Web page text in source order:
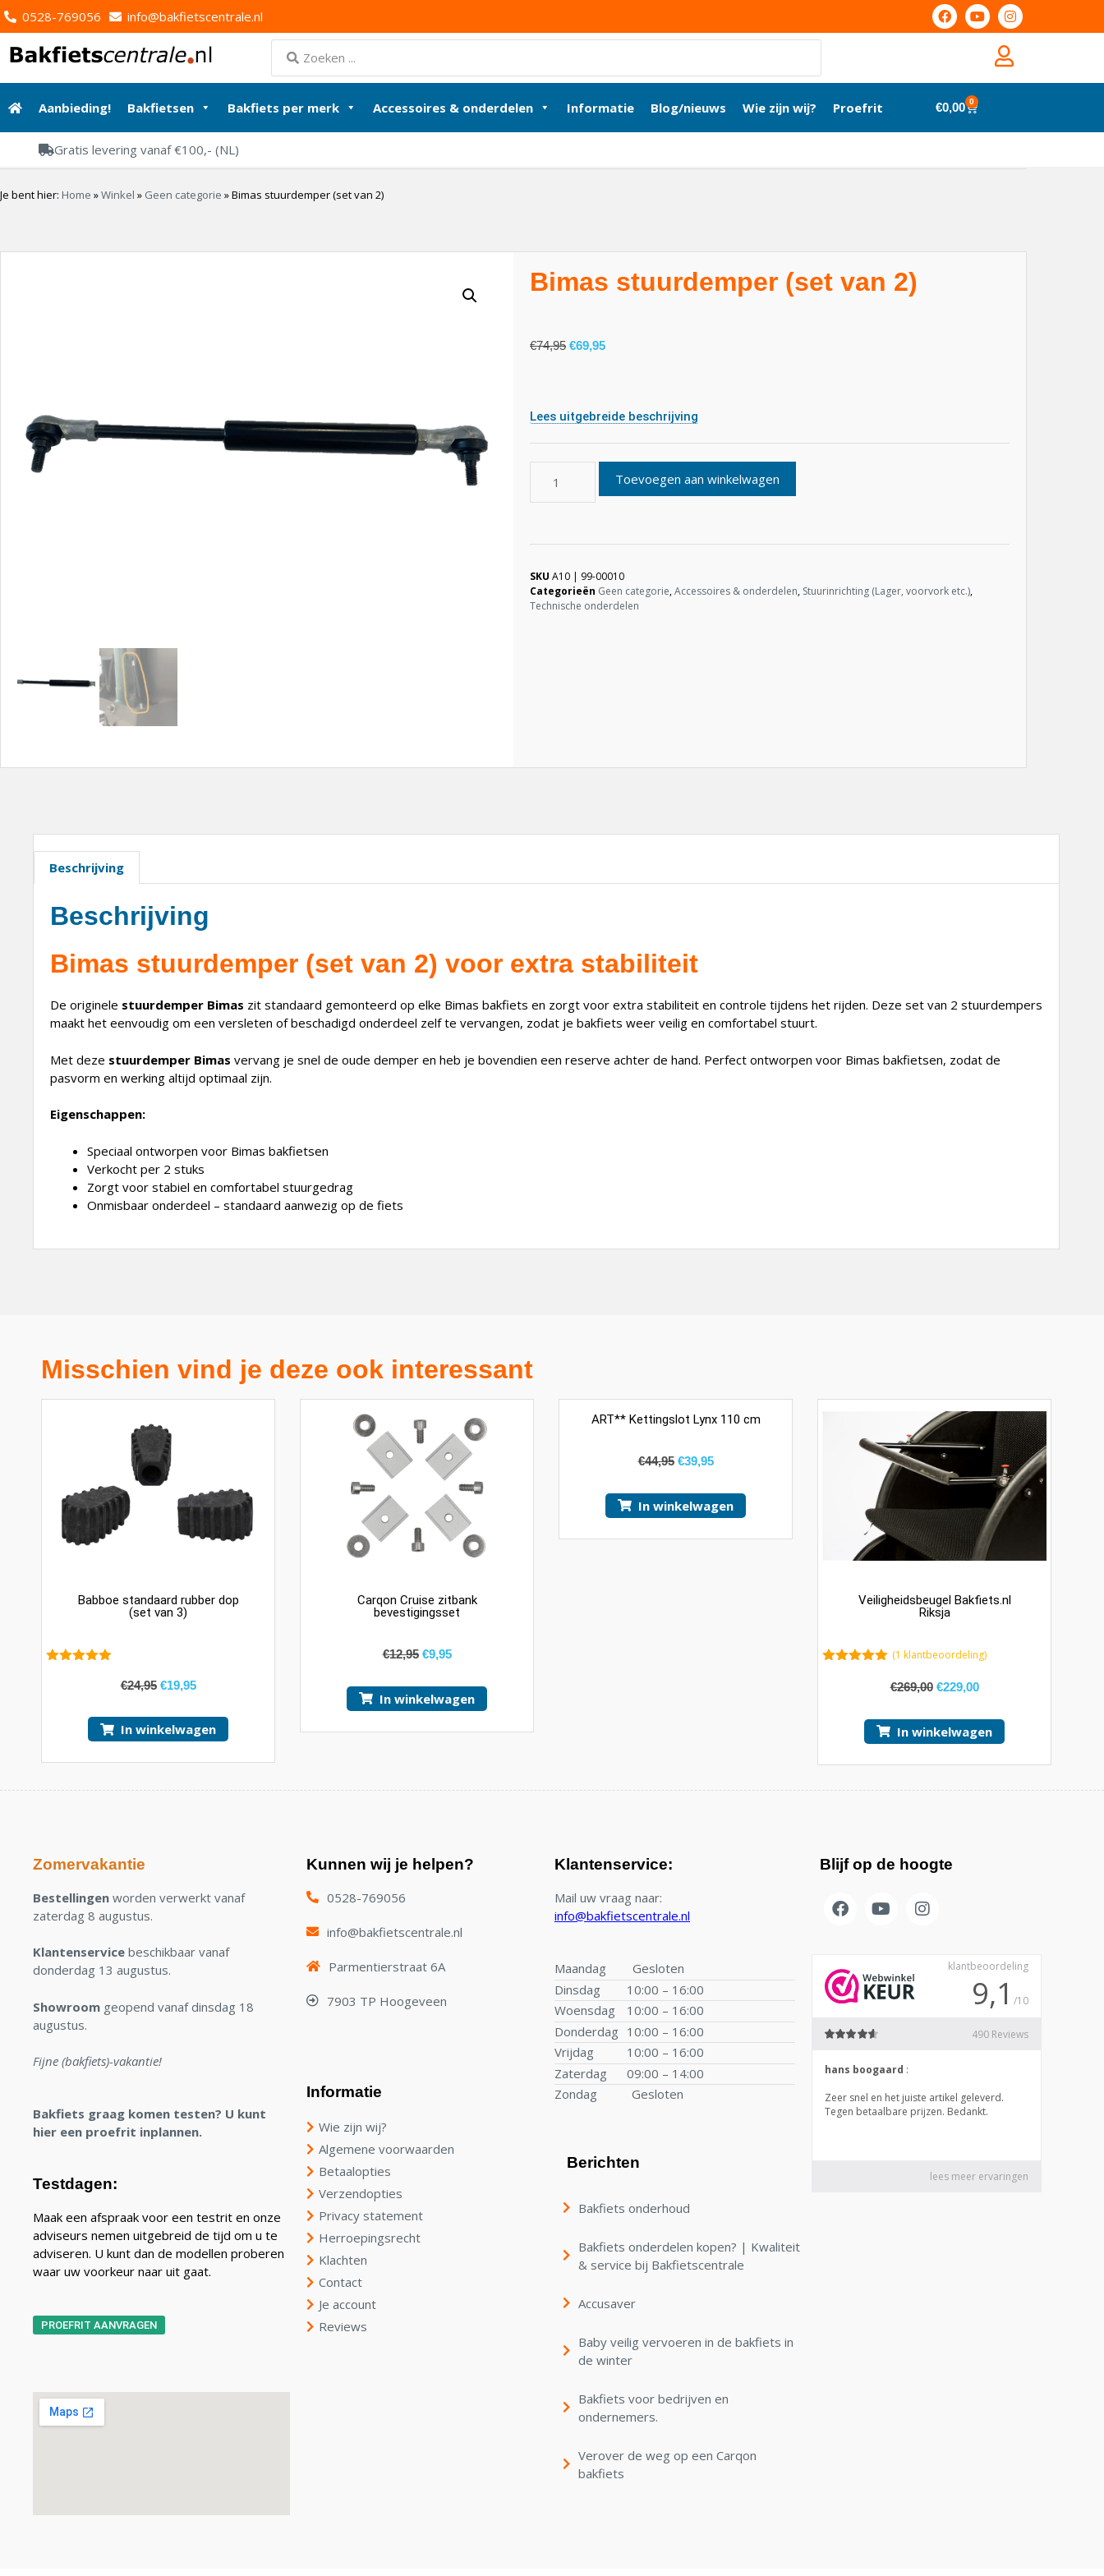
0528-769056 info@bakfietscentrale.nl
Aanbieding! Bakfietsen Bakfiets per merk Accessoires & onderdelen Informatie Blog/nieuws Wie zijn wij? Proefrit €0,00 0
Gratis levering vanaf €100,- (NL)
Je bent hier: Home »Winkel » Geen categorie »Bimas stuurdemper (set van 2)
Bimas stuurdemper (set van 2)
€74,95 €69,95
Lees uitgebreide beschrijving
Toevoegen aan winkelwagen
SKU A10 | 99-00010
Categorieën Geen categorie,Accessoires & onderdelen, Stuurinrichting (Lager, voorvork etc.),
Technische onderdelen
Beschrijving
Beschrijving
Bimas stuurdemper (set van 2) voor extra stabiliteit
De originele stuurdemper Bimas zit standaard gemonteerd op elke Bimas bakfiets en zorgt voor extra stabiliteit en controle tijdens het rijden. Deze set van 2 stuurdempers
maakt het eenvoudig om een versleten of beschadigd onderdeel zelf te vervangen, zodat je bakfiets weer veilig en comfortabel stuurt.
Met deze stuurdemper Bimas vervang je snel de oude demper en heb je bovendien een reserve achter de hand. Perfect ontworpen voor Bimas bakfietsen, zodat de
pasvorm en werking altijd optimaal zijn.
Eigenschappen:
Speciaal ontworpen voor Bimas bakfietsen
Verkocht per 2 stuks
Zorgt voor stabiel en comfortabel stuurgedrag
Onmisbaar onderdeel – standaard aanwezig op de fiets
Misschien vind je deze ook interessant
Babboe standaard rubber dop
(set van 3)
€24,95 €19,95
In winkelwagen
Carqon Cruise zitbank
bevestigingsset
€12,95 €9,95
In winkelwagen
ART** Kettingslot Lynx 110 cm
€44,95 €39,95
In winkelwagen
Veiligheidsbeugel Bakfiets.nl
Riksja
(1 klantbeoordeling)
€269,00 €229,00
In winkelwagen
Zomervakantie
Bestellingen worden verwerkt vanaf
zaterdag 8 augustus.
Klantenservice beschikbaar vanaf
donderdag 13 augustus.
Showroom geopend vanaf dinsdag 18
augustus.
Fijne (bakfiets)-vakantie!
Bakfiets graag komen testen? U kunt
hier een proefrit inplannen.
Testdagen:
Maak een afspraak voor een testrit en onze
adviseurs nemen uitgebreid de tijd om u te
adviseren. U kunt dan de modellen proberen
waar uw voorkeur naar uit gaat.
PROEFRIT AANVRAGEN
Kunnen wij je helpen?
0528-769056
info@bakfietscentrale.nl
Parmentierstraat 6A
7903 TP Hoogeveen
Informatie
Wie zijn wij?
Algemene voorwaarden
Betaalopties
Verzendopties
Privacy statement
Herroepingsrecht
Klachten
Contact
Je account
Reviews
Klantenservice:
Mail uw vraag naar:
info@bakfietscentrale.nl
Maandag
Gesloten
Dinsdag
10:00 – 16:00
Woensdag
10:00 – 16:00
Donderdag 10:00 – 16:00
Vrijdag
10:00 – 16:00
Zaterdag
09:00 – 14:00
Zondag
Gesloten
Berichten
Bakfiets onderhoud
Bakfiets onderdelen kopen? | Kwaliteit
& service bij Bakfietscentrale
Accusaver
Baby veilig vervoeren in de bakfiets in
de winter
Bakfiets voor bedrijven en
ondernemers.
Verover de weg op een Carqon
bakfiets
Blijf op de hoogte